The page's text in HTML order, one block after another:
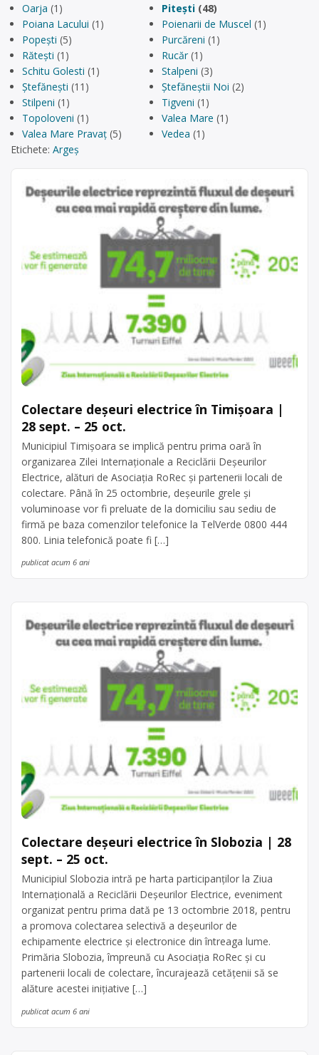
Oarja (1) Pitești (48)
Poiana Lacului (1) Poienarii de Muscel (1)
Popești (5) Purcăreni (1)
Rătești (1) Rucăr(1)
Schitu Golesti (1) Stalpeni (3)
Ştefănești (11) Ștefăneștii Noi (2)
Stilpeni (1) Tigveni (1)
Topoloveni (1) Valea Mare (1)
Valea Mare Pravaț (5) Vedea (1)
Etichete: Argeș
Colectare deșeuri electrice în Timișoara |
28 sept. – 25 oct.
Municipiul Timișoara se implică pentru prima oară în
organizarea Zilei Internaționale a Reciclării Deșeurilor
Electrice, alături de Asociația RoRec și partenerii locali de
colectare. Până în 25 octombrie, deșeurile grele și
voluminoase vor fi preluate de la domiciliu sau sediu de
firmă pe baza comenzilor telefonice la TelVerde 0800 444
800. Linia telefonică poate fi […]
publicat acum 6 ani
Colectare deșeuri electrice în Slobozia | 28
sept. – 25 oct.
Municipiul Slobozia intră pe harta participanților la Ziua
Internațională a Reciclării Deșeurilor Electrice, eveniment
organizat pentru prima dată pe 13 octombrie 2018, pentru
a promova colectarea selectivă a deșeurilor de
echipamente electrice și electronice din întreaga lume.
Primăria Slobozia, împreună cu Asociația RoRec și cu
partenerii locali de colectare, încurajează cetățenii să se
alăture acestei inițiative […]
publicat acum 6 ani